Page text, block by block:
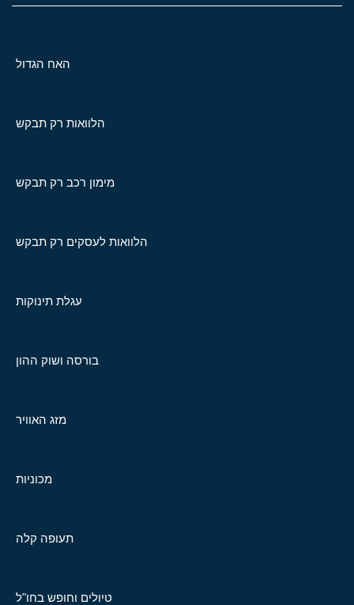
האח הגדול
הלוואות רק תבקש
מימון רכב רק תבקש
הלוואות לעסקים רק תבקש
עגלת תינוקות
בורסה ושוק ההון
מזג האוויר
מכוניות
תעופה קלה
טיולים וחופש בחו"ל